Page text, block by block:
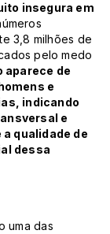
insegura em
3,8 milhões de
pelo medo
aparece de
e
indicando
e
qualidade de
dessa
uma das